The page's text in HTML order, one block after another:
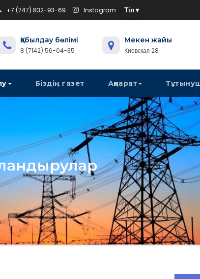
Тіл ▾
+7 (747) 832-93-69 Instagram
Қабылдау бөлімі
8 (7142) 56-04-35
Мекен жайы
Киевская 28
Біздің газет Ақпарат